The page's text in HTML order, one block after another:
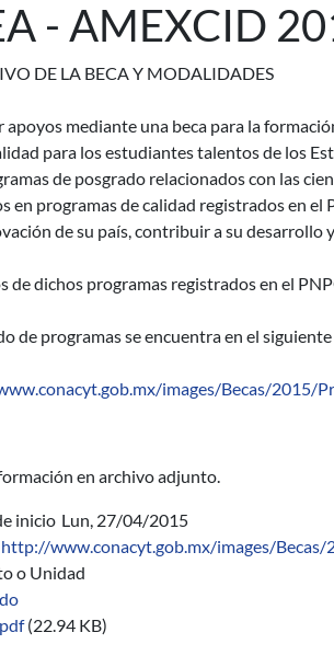
- AMEXCID
DE LA BECA Y MODALIDADES
apoyos mediante una beca para la
para los estudiantes talentos de los
de posgrado relacionados con las
en programas de calidad registrados en
de su país, contribuir a su desarrollo
de dichos programas registrados en el
de programas se encuentra en el
images/Becas/2015/
en archivo adjunto.
inicio Lun, 27/04/2015
http://www.conacyt.gob.mx/images/Becas/
o Unidad
(22.94 KB)